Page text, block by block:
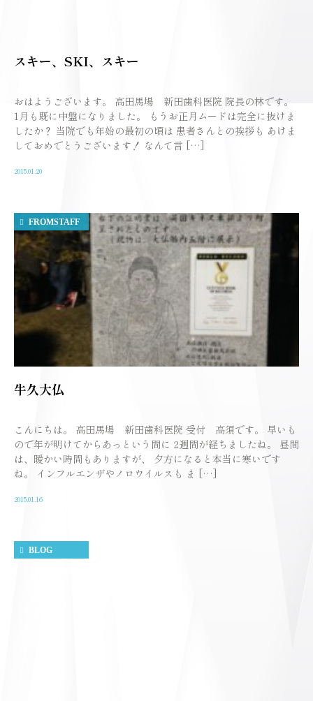
スキー、SKI、スキー
おはようございます。 高田馬場 新田歯科医院 院長の林です。
1月も既に中盤になりました。 もうお正月ムードは完全に抜けま
したか？ 当院でも年始の最初の頃は 患者さんとの挨拶も あけま
しておめでとうございます！ なんて言 […]
2015.01.20
FROMSTAFF
牛久大仏
こんにちは。 高田馬場 新田歯科医院 受付 高須です。 早いも
ので年が明けてからあっという間に 2週間が経ちましたね。 昼間
は、暖かい時間もありますが、 夕方になると本当に寒いです
ね。 インフルエンザやノロウイルスも ま […]
2015.01.16
BLOG